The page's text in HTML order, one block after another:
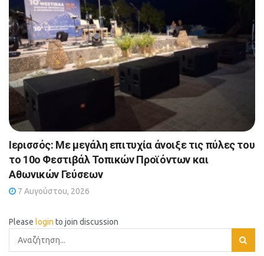
Ιερισσός: Με μεγάλη επιτυχία άνοιξε τις πύλες του
το 10ο Φεστιβάλ Τοπικών Προϊόντων και
Αθωνικών Γεύσεων
7 Αυγούστου, 2026
Please login to join discussion